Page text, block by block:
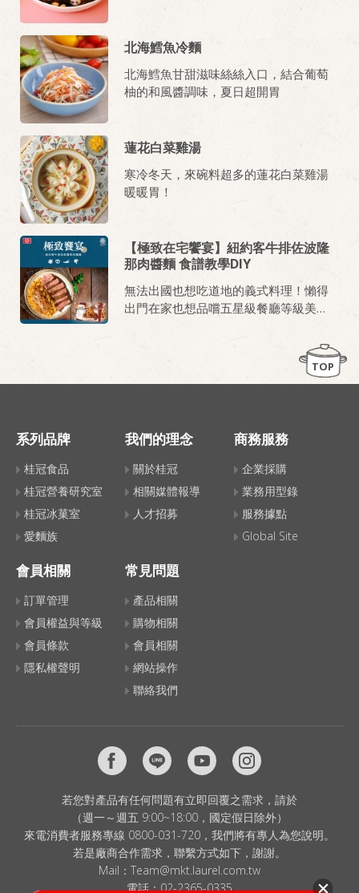
北海鱈魚冷麵
北海鱈魚甘甜滋味絲絲入口，結合葡萄
柚的和風醬調味，夏日超開胃
蓮花白菜雞湯
寒冷冬天，來碗料超多的蓮花白菜雞湯
暖暖胃！
【極致在宅饗宴】紐約客牛排佐波隆
那肉醬麵 食譜教學DIY
無法出國也想吃道地的義式料理！懶得
出門在家也想品嚐五星級餐廳等級美
現！備妥簡單食材，花上15分鐘，極致
美味饗宴即刻上桌。軟嫩中帶有嚼勁的
紐約客牛排，配上吸附遵循義大利傳統
吸入，層次口感迷人的一吃就愛上。關
上大燈，點燃香氛蠟燭、倒杯紅酒，高
CP值的浪漫晚餐準備完成。夫妻夜晚小
酒聚、情人浪漫晚餐、閨蜜深夜暢聊，
都是最搭的餐點。
TOP
系列品牌
桂冠食品
桂冠營養研究室
桂冠冰菓室
愛麵族
我們的理念
關於桂冠
相關媒體報導
人才招募
商務服務
企業採購
業務用型錄
服務據點
Global Site
會員相關
訂單管理
會員權益與等級
會員條款
隱私權聲明
常見問題
產品相關
購物相關
會員相關
網站操作
聯絡我們
若您對產品有任何問題有立即回覆之需求，請於
（週一～週五 9:00~18:00，國定假日除外）
來電消費者服務專線 0800-031-720，我們將有專人為您說明。
若是廠商合作需求，聯繫方式如下，謝謝。
Mail： Team@mkt.laurel.com.tw
電話：02-2365-0335